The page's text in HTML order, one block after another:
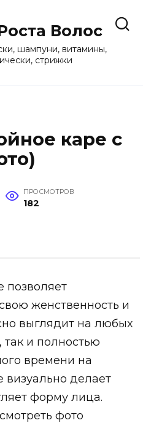
Волос
шампуни, витамины,
стрижки
каре с
ПРОСМОТРОВ
182
позволяет
женственность и
выглядит на любых
так и полностью
времени на
визуально делает
форму лица.
фото